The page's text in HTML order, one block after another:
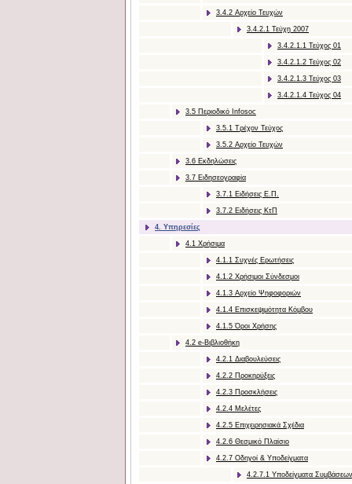
3.4.2 Αρχείο Τευχών
3.4.2.1 Τεύχη 2007
3.4.2.1.1 Τεύχος 01
3.4.2.1.2 Τεύχος 02
3.4.2.1.3 Τεύχος 03
3.4.2.1.4 Τεύχος 04
3.5 Περιοδικό Infosoc
3.5.1 Τρέχον Τεύχος
3.5.2 Αρχείο Τευχών
3.6 Εκδηλώσεις
3.7 Ειδησεογραφία
3.7.1 Ειδήσεις Ε.Π.
3.7.2 Ειδήσεις ΚτΠ
4. Υπηρεσίες
4.1 Χρήσιμα
4.1.1 Συχνές Ερωτήσεις
4.1.2 Χρήσιμοι Σύνδεσμοι
4.1.3 Αρχείο Ψηφοφοριών
4.1.4 Επισκεψιμότητα Κόμβου
4.1.5 Όροι Χρήσης
4.2 e-Βιβλιοθήκη
4.2.1 Διαβουλεύσεις
4.2.2 Προκηρύξεις
4.2.3 Προσκλήσεις
4.2.4 Μελέτες
4.2.5 Επιχειρησιακά Σχέδια
4.2.6 Θεσμικό Πλαίσιο
4.2.7 Οδηγοί & Υποδείγματα
4.2.7.1 Υποδείγματα